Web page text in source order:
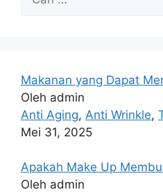
Makanan yang Dapat
Oleh admin
Anti Aging, Anti Wrinkle,
Mei 31, 2025
Apakah Make Up
Oleh admin